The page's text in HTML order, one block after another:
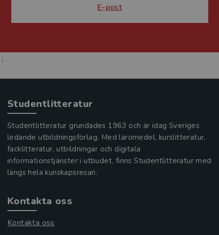
E-post
;
Studentlitteratur
Studentlitteratur grundades 1963 och är idag Sveriges
ledande utbildningsförlag. Med läromedel, kurslitteratur,
facklitteratur, utbildningar och digitala
informationstjänster i utbudet, finns Studentlitteratur med
längs hela kunskapsresan.
Kontakta oss
Kontakta oss